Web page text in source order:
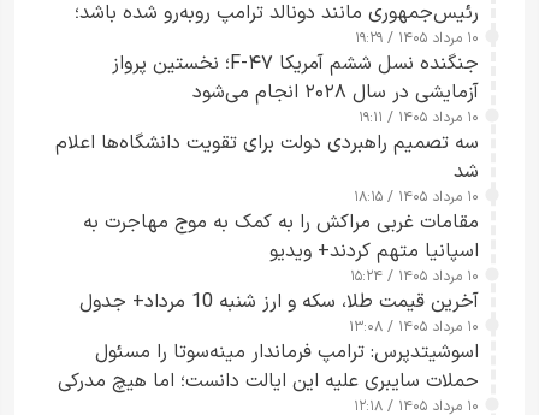
رئیس‌جمهوری مانند دونالد ترامپ روبه‌رو شده باشد؛
کسی که واقعاً دست به اقدام می‌زند
۱۰ مرداد ۱۴۰۵ / ۱۹:۲۹
جنگنده نسل ششم آمریکا F-۴۷؛ نخستین پرواز
آزمایشی در سال ۲۰۲۸ انجام می‌شود
۱۰ مرداد ۱۴۰۵ / ۱۹:۱۱
سه تصمیم راهبردی دولت برای تقویت دانشگاه‌ها اعلام
شد
۱۰ مرداد ۱۴۰۵ / ۱۸:۱۵
مقامات غربی مراکش را به کمک به موج مهاجرت به
اسپانیا متهم کردند+ ویدیو
۱۰ مرداد ۱۴۰۵ / ۱۵:۲۴
آخرین قیمت طلا، سکه و ارز شنبه 10 مرداد+ جدول
۱۰ مرداد ۱۴۰۵ / ۱۳:۰۸
اسوشیتدپرس: ترامپ فرماندار مینه‌سوتا را مسئول
حملات سایبری علیه این ایالت دانست؛ اما هیچ مدرکی
۱۰ مرداد ۱۴۰۵ / ۱۲:۱۸